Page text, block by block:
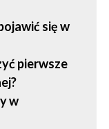
się w
pierwsze
w